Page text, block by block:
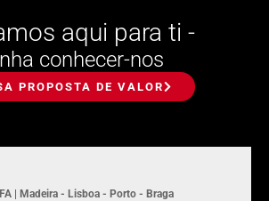
aqui para ti -
conhecer-nos
PROPOSTA DE VALOR
| Madeira - Lisboa - Porto - Braga